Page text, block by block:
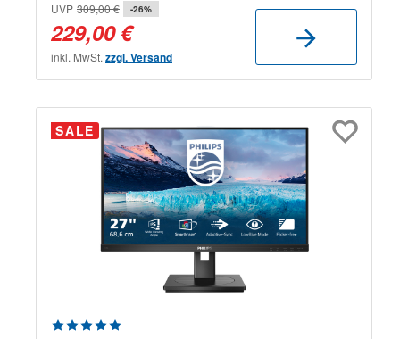
UVP 309,00 € -26%
229,00 €
inkl. MwSt. zzgl. Versand
SALE
Durchschnittliche Bewertung von 5 von 5 Sternen